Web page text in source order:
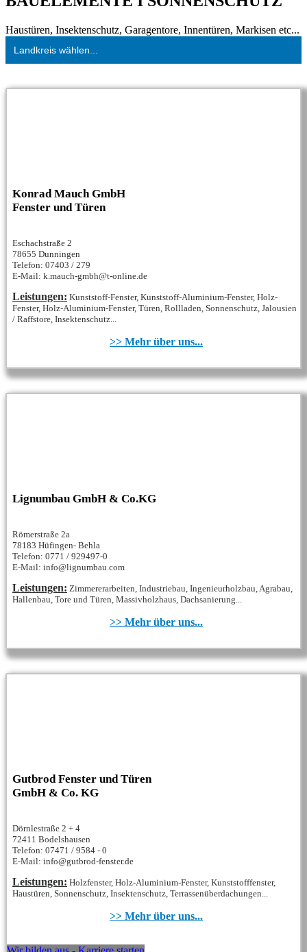
Haustüren, Insektenschutz, Garagentore, Innentüren, Markisen etc...
Landkreis wählen...
Konrad Mauch GmbH
Fenster und Türen
Eschachstraße 2
78655 Dunningen
Telefon: 07403 / 279
E-Mail: k.mauch-gmbh@t-online.de
Leistungen: Kunststoff-Fenster, Kunststoff-Aluminium-Fenster, Holz-
Fenster, Holz-Aluminium-Fenster, Türen, Rollladen, Sonnenschutz, Jalousien
/ Raffstore, Insektenschutz...
>> Mehr über uns...
Lignumbau GmbH & Co.KG
Römerstraße 2a
78183 Hüfingen- Behla
Telefon: 0771 / 929497-0
E-Mail: info@lignumbau.com
Leistungen: Zimmererarbeiten, Industriebau, Ingenieurholzbau, Agrabau,
Hallenbau, Tore und Türen, Massivholzhaus, Dachsanierung...
>> Mehr über uns...
Gutbrod Fenster und Türen
GmbH & Co. KG
Dörnlestraße 2 + 4
72411 Bodelshausen
Telefon: 07471 / 9584 - 0
E-Mail: info@gutbrod-fenster.de
Leistungen: Holzfenster, Holz-Aluminium-Fenster, Kunststofffenster,
Haustüren, Sonnenschutz, Insektenschutz, Terrassenüberdachungen...
>> Mehr über uns...